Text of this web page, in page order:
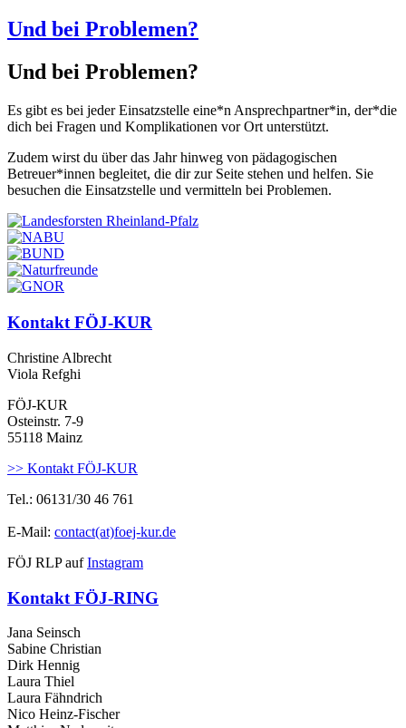
Und bei Problemen?
Und bei Problemen?
Es gibt es bei jeder Einsatzstelle eine*n Ansprechpartner*in, der*die
dich bei Fragen und Komplikationen vor Ort unterstützt.
Zudem wirst du über das Jahr hinweg von pädagogischen
Betreuer*innen begleitet, die dir zur Seite stehen und helfen. Sie
besuchen die Einsatzstelle und vermitteln bei Problemen.
Kontakt FÖJ-KUR
Christine Albrecht
Viola Refghi
FÖJ-KUR
Osteinstr. 7-9
55118 Mainz
>> Kontakt FÖJ-KUR
Tel.: 06131/30 46 761
E-Mail: contact(at)foej-kur.de
FÖJ RLP aufInstagram
Kontakt FÖJ-RING
Jana Seinsch
Sabine Christian
Dirk Hennig
Laura Thiel
Laura Fähndrich
Nico Heinz-Fischer